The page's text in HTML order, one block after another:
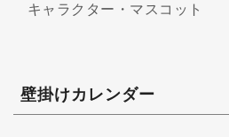
キャラクター・マスコット
壁掛けカレンダー